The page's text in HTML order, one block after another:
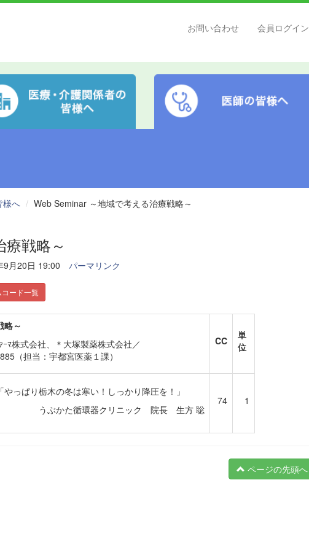
お問い合わせ 会員ログイン
様へ Web Seminar ～地域で考える治療戦略～
戦略～
9月20日 19:00 パーマリンク
ード一覧
略～
ﾏ株式会社、＊大塚製薬株式会社／
担当：宇都宮医薬１課）
CC
単
位
「やっぱり栃木の冬は寒い！しっかり降圧を！」
うぶかた循環器クリニック 院長 生方 聡
74 1
ページの先頭へ